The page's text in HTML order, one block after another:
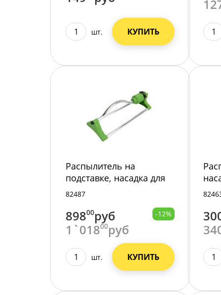
шт. КУПИТЬ
Распылитель на
подставке, насадка для
шланга, (дождеватель),
82487
89800руб
1`01800руб
-12%
шт. КУПИТЬ